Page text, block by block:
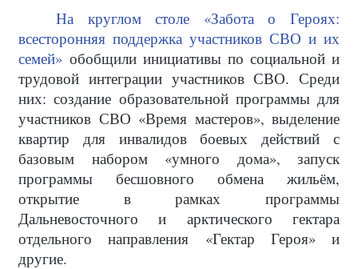
На круглом столе «Забота о Героях:
всесторонняя поддержка участников СВО и их
семей» обобщили инициативы по социальной и
трудовой интеграции участников СВО. Среди
них: создание образовательной программы для
участников СВО «Время мастеров», выделение
квартир для инвалидов боевых действий с
базовым набором «умного дома», запуск
программы бесшовного обмена жильём,
открытие в рамках программы
Дальневосточного и арктического гектара
отдельного направления «Гектар Героя» и
другие.